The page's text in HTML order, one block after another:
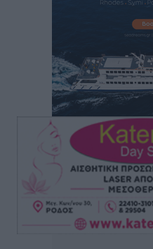
Συνελήφθησαν δύο
πελατών
Τοπικές Ειδήσεις• πριν 11 ώρες
Χωρίς υποχρεωτική
Αθλητικά πριν 11 ώρες
Ο Πελεκάνος, οι
που κανείς δεν ρώτησε
Δημο-Κρίσεις• πριν 11 ώρες